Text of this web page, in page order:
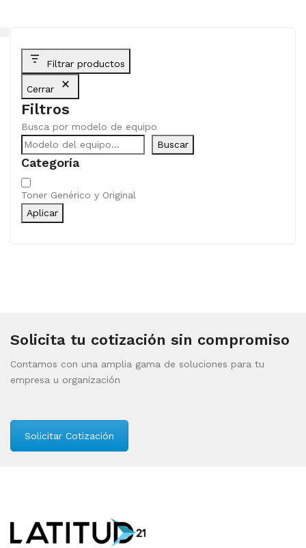
Filtrar productos
Cerrar
Filtros
Busca por modelo de equipo
Buscar
Categoría
Categoría
Toner Genérico y Original
Aplicar
Solicita tu cotización sin compromiso
Contamos con una amplia gama de soluciones para tu
empresa u organización
Solicitar Cotización